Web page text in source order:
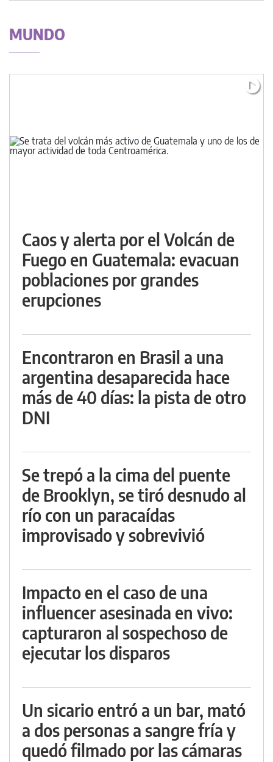
MUNDO
Caos y alerta por el Volcán de
Fuego en Guatemala: evacuan
poblaciones por grandes
erupciones
Encontraron en Brasil a una
argentina desaparecida hace
más de 40 días: la pista de otro
DNI
Se trepó a la cima del puente
de Brooklyn, se tiró desnudo al
río con un paracaídas
improvisado y sobrevivió
Impacto en el caso de una
influencer asesinada en vivo:
capturaron al sospechoso de
ejecutar los disparos
Un sicario entró a un bar, mató
a dos personas a sangre fría y
quedó filmado por las cámaras